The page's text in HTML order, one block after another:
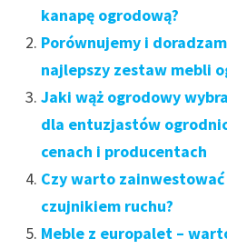
kanapę ogrodową?
Porównujemy i
najlepszy zestaw mebli
Jaki wąż ogrodowy
dla entuzjastów
cenach i producentach
Czy warto
czujnikiem ruchu?
Meble z europalet –